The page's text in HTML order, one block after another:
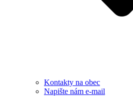
Kontakty na obec
Napište nám e-mail